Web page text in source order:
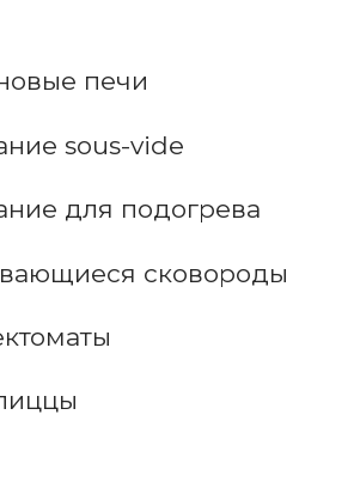
печи
sous-vide
для подогрева
сковороды